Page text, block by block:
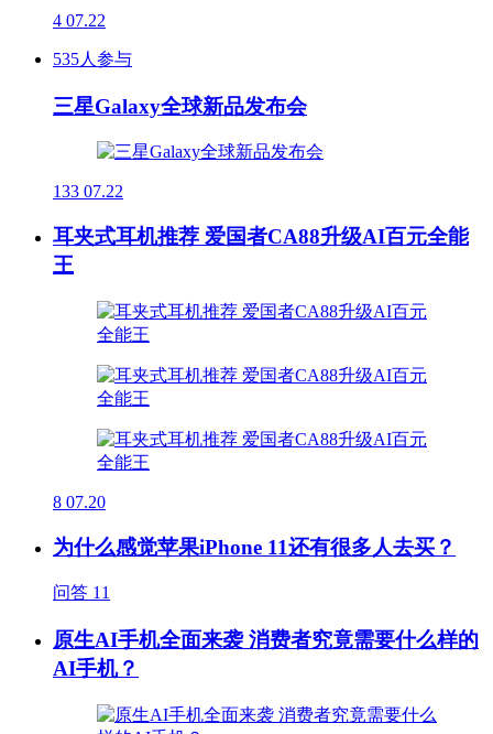
4 07.22
535人参与
三星Galaxy全球新品发布会
133 07.22
耳夹式耳机推荐 爱国者CA88升级AI百元全能
王
8 07.20
为什么感觉苹果iPhone 11还有很多人去买？
问答 11
原生AI手机全面来袭 消费者究竟需要什么样的
AI手机？